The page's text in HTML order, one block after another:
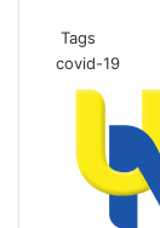
Tags
covid-19